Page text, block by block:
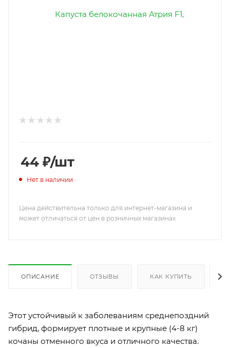
44 ₽/шт
Нет в наличии
Цена действительна только для интернет-магазина и
может отличаться от цен в розничных магазинах
ОПИСАНИЕ ОТЗЫВЫ КАК КУПИТЬ
Этот устойчивый к заболеваниям среднепоздний
гибрид, формирует плотные и крупные (4-8 кг)
кочаны отменного вкуса и отличного качества.